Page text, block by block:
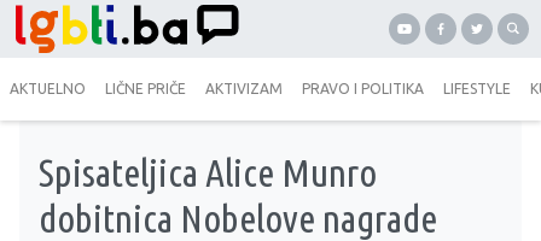
AKTUELNO LIČNE PRIČE AKTIVIZAM PRAVO I POLITIKA LIFESTYLE
Spisateljica Alice Munro
dobitnica Nobelove nagrade